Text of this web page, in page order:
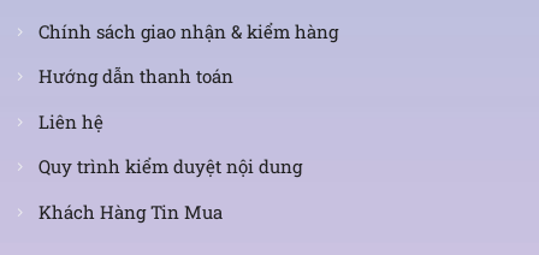
Chính sách giao nhận & kiểm hàng
Hướng dẫn thanh toán
Liên hệ
Quy trình kiểm duyệt nội dung
Khách Hàng Tin Mua